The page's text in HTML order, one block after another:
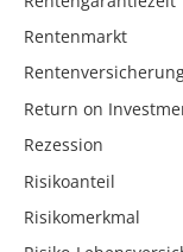
Rentenmarkt
Return on
Rezession
Risikoanteil
Risikomerkmal